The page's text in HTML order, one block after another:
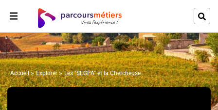
Accueil Explorer Les "SEGPA" et la Chercheuse